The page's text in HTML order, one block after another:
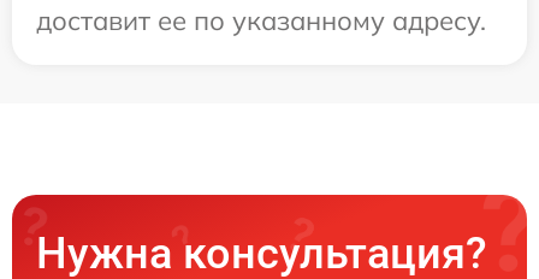
доставит ее по указанному адресу.
Нужна консультация?